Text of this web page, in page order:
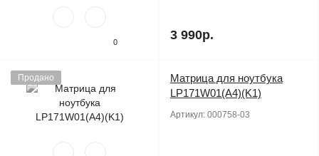
0 3 990р.
Продано
Матрица для ноутбука
LP171W01(A4)(K1)
Артикул: 000758-03